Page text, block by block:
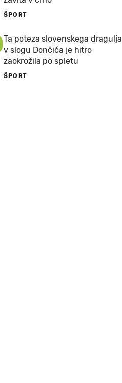
ŠPORT
Ta poteza slovenskega dragulja
v slogu Dončića je hitro
zaokrožila po spletu
ŠPORT